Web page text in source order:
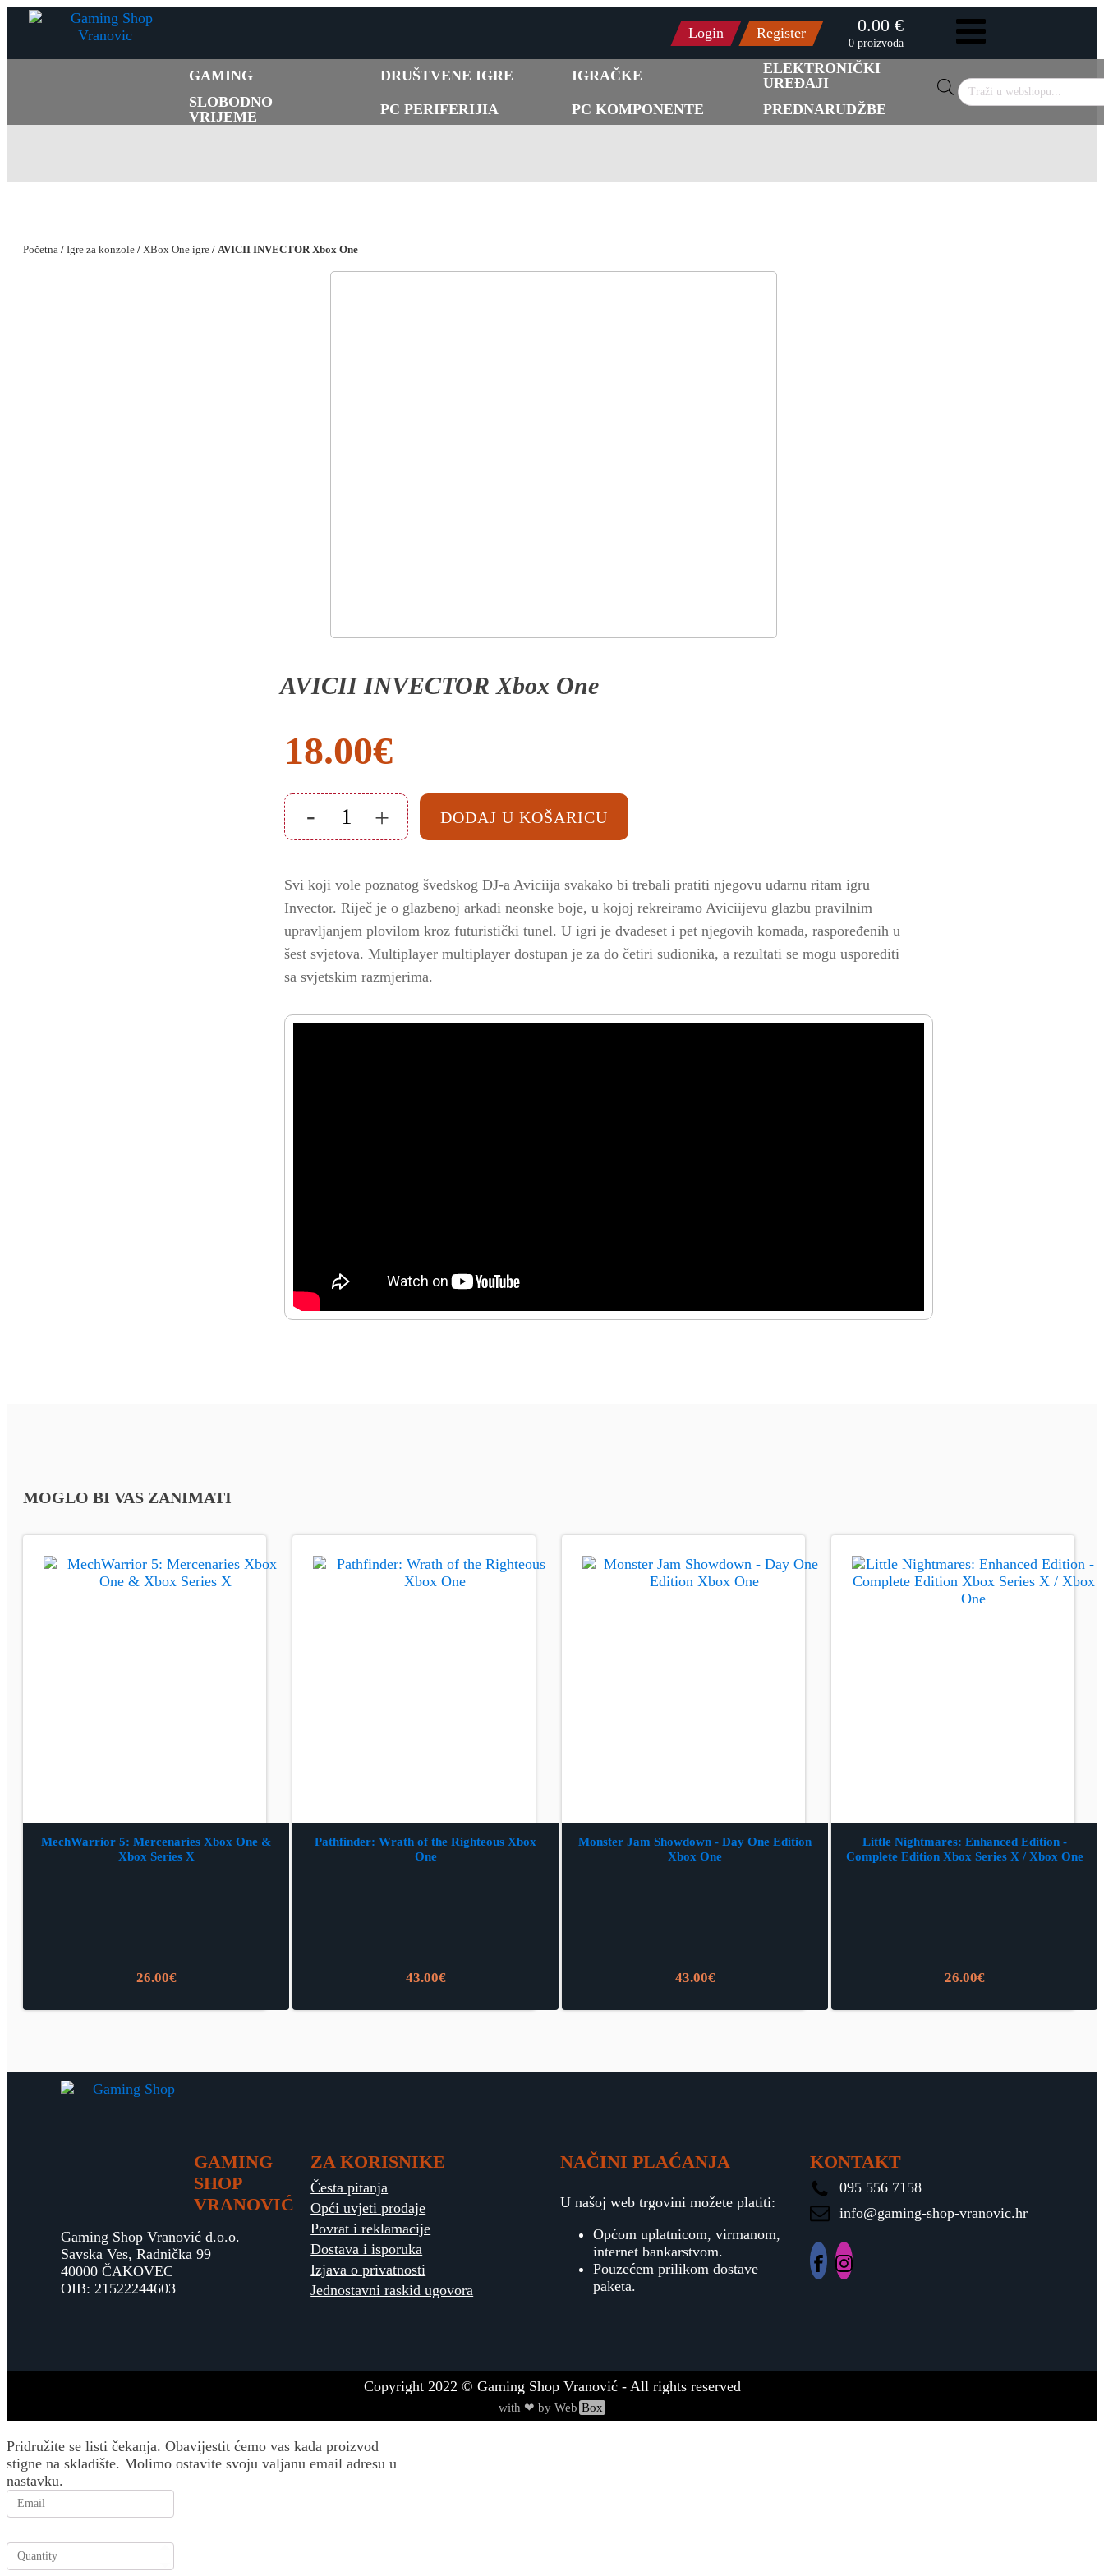
Login Register 0.00 €
0 proizvoda
GAMING DRUŠTVENE IGRE IGRAČKE
ELEKTRONIČKI
UREĐAJI
SLOBODNO
VRIJEME
PC PERIFERIJIA PC KOMPONENTE PREDNARUDŽBE
Products
search
Početna / Igre za konzole / XBox One igre / AVICII INVECTOR Xbox One
AVICII INVECTOR Xbox One
18.00€
-
INVECTOR
+ DODAJ U KOŠARICU
Svi koji vole poznatog švedskog DJ-a Aviciija svakako bi trebali pratiti njegovu udarnu ritam igru ​​
Invector. Riječ je o glazbenoj arkadi neonske boje, u kojoj rekreiramo Aviciijevu glazbu pravilnim
upravljanjem plovilom kroz futuristički tunel. U igri je dvadeset i pet njegovih komada, raspoređenih u
šest svjetova. Multiplayer multiplayer dostupan je za do četiri sudionika, a rezultati se mogu usporediti
sa svjetskim razmjerima.
MOGLO BI VAS ZANIMATI
MechWarrior 5: Mercenaries Xbox One &
Xbox Series X
26.00€
Pathfinder: Wrath of the Righteous Xbox
One
43.00€
Monster Jam Showdown - Day One Edition
Xbox One
43.00€
Little Nightmares: Enhanced Edition -
Complete Edition Xbox Series X / Xbox One
26.00€
GAMING
SHOP
VRANOVIĆ
Gaming Shop Vranović d.o.o.
Savska Ves, Radnička 99
40000 ČAKOVEC
OIB: 21522244603
ZA KORISNIKE
Česta pitanja
Opći uvjeti prodaje
Povrat i reklamacije
Dostava i isporuka
Izjava o privatnosti
Jednostavni raskid ugovora
NAČINI PLAĆANJA
U našoj web trgovini možete platiti:
Općom uplatnicom, virmanom,
internet bankarstvom.
Pouzećem prilikom dostave
paketa.
KONTAKT
095 556 7158
info@gaming-shop-vranovic.hr
Copyright 2022 © Gaming Shop Vranović - All rights reserved
with ❤ by Web Box
Pridružite se listi čekanja. Obavijestit ćemo vas kada proizvod
stigne na skladište. Molimo ostavite svoju valjanu email adresu u
nastavku.